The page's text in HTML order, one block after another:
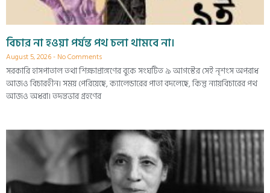
বিচার না হওয়া পর্যন্ত পথ চলা থামবে না।
August 5, 2026 No Comments
সরকারি হাসপাতাল তথা শিক্ষাপ্রাঙ্গণের বুকে সংঘটিত ৯ আগস্টের সেই নৃশংস অপরাধ
আজও বিচারহীন। সময় পেরিয়েছে, ক্যালেন্ডারের পাতা বদলেছে, কিন্তু ন্যায়বিচারের পথ
আজও অধরা। তদন্তভার গ্রহণের